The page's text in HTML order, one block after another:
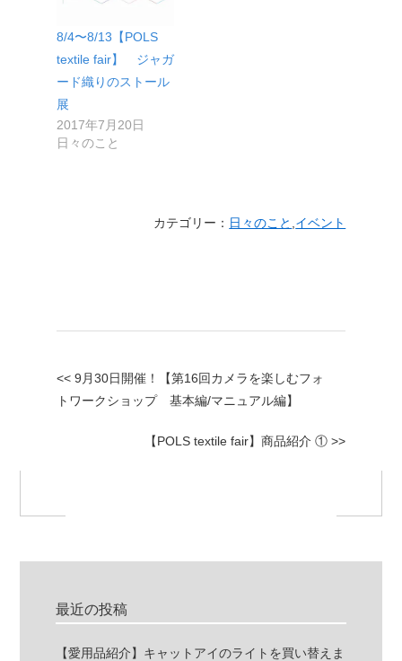
8/4〜8/13【POLS
textile fair】 ジャガ
ード織りのストール
展
2017年7月20日
日々のこと
カテゴリー： 日々のこと イベント
<< 9月30日開催！【第16回カメラを楽しむフォ
トワークショップ 基本編/マニュアル編】
【POLS textile fair】商品紹介 ① >>
最近の投稿
【愛用品紹介】キャットアイのライトを買い替えま